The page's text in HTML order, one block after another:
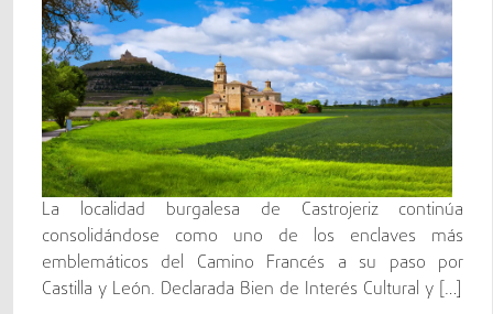
La localidad burgalesa de Castrojeriz continúa
consolidándose como uno de los enclaves más
emblemáticos del Camino Francés a su paso por
Castilla y León. Declarada Bien de Interés Cultural y […]